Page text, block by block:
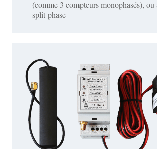
(comme 3 compteurs monophasés), ou
split-phase